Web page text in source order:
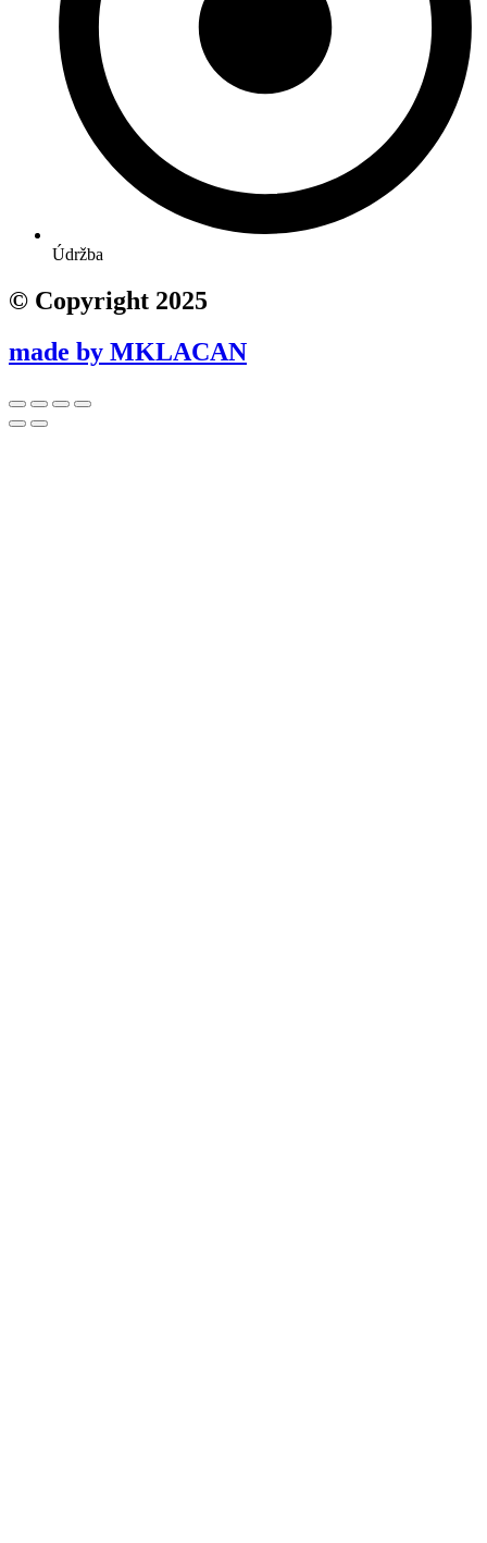
Údržba
© Copyright 2025
made by MKLACAN